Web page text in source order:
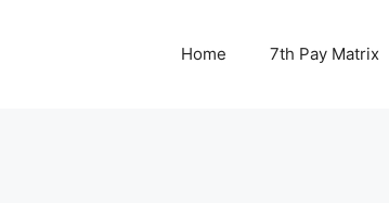
Home 7th Pay Matrix